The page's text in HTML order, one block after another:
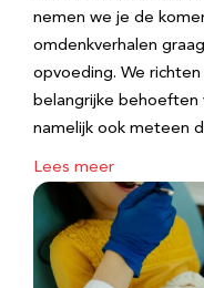
nemen we je de
omdenkverhalen
opvoeding. We
belangrijke behoeften
namelijk ook meteen
Lees meer